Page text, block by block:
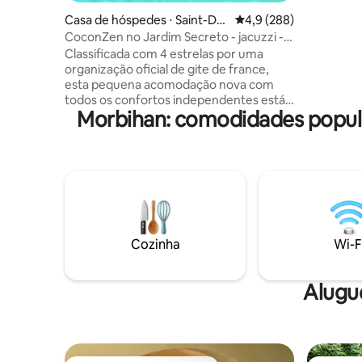
Casa de hóspedes ⋅ Saint-Dol
ay
4,9 de uma avaliação
4,9 (288)
CoconZen no Jardim Secreto - jacuzzi -
piscina privativa
Classificada com 4 estrelas por uma
organização oficial de gite de france,
esta pequena acomodação nova com
todos os confortos independentes está
localizada atrás da nossa casa. A entrada
pode ser feita de forma independente.
pode relaxar na banheira de
hidromassagem e na piscina aquecida
enquanto desfruta do jardim exótico.
Tranquilidade, charme e uma mudança
Morbihan: comodidades
Cozinha Wi-